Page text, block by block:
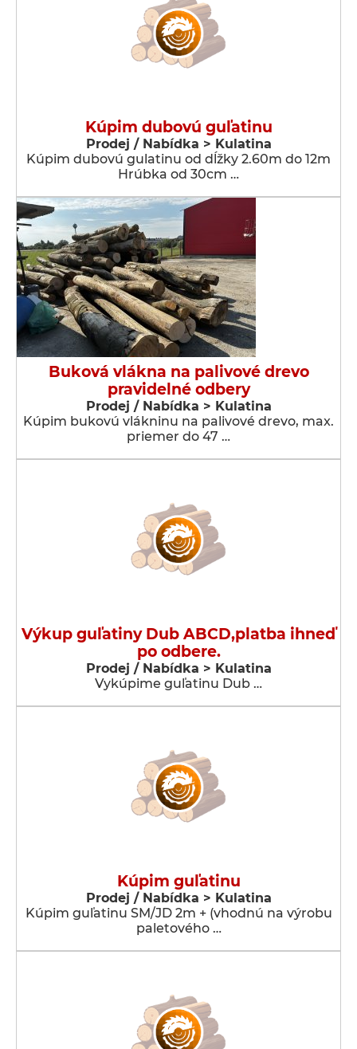
Kúpim dubovú guľatinu
Prodej / Nabídka > Kulatina
Kúpim dubovú gulatinu od dĺžky 2.60m do 12m
Hrúbka od 30cm …
Buková vlákna na palivové drevo
pravidelné odbery
Prodej / Nabídka > Kulatina
Kúpim bukovú vlákninu na palivové drevo, max.
priemer do 47 …
Výkup guľatiny Dub ABCD,platba ihneď
po odbere.
Prodej / Nabídka > Kulatina
Vykúpime guľatinu Dub …
Kúpim guľatinu
Prodej / Nabídka > Kulatina
Kúpim guľatinu SM/JD 2m + (vhodnú na výrobu
paletového …